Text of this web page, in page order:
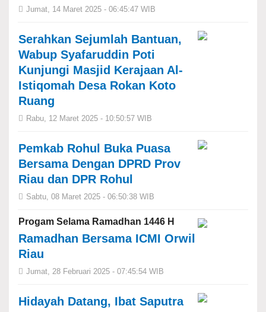
Jumat, 14 Maret 2025 - 06:45:47 WIB
Serahkan Sejumlah Bantuan,
Wabup Syafaruddin Poti
Kunjungi Masjid Kerajaan Al-
Istiqomah Desa Rokan Koto
Ruang
Rabu, 12 Maret 2025 - 10:50:57 WIB
Pemkab Rohul Buka Puasa
Bersama Dengan DPRD Prov
Riau dan DPR Rohul
Sabtu, 08 Maret 2025 - 06:50:38 WIB
Progam Selama Ramadhan 1446 H
Ramadhan Bersama ICMI Orwil
Riau
Jumat, 28 Februari 2025 - 07:45:54 WIB
Hidayah Datang, Ibat Saputra